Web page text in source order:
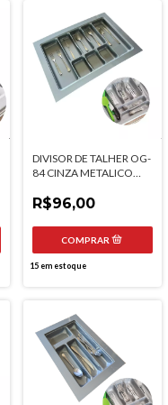
DIVISOR DE TALHER OG-
84 CINZA METALICO
MOLDPLAST
R$96,00
15em estoque